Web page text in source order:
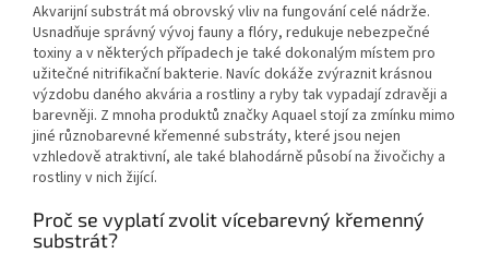
Akvarijní substrát má obrovský vliv na fungování celé nádrže.
Usnadňuje správný vývoj fauny a flóry, redukuje nebezpečné
toxiny a v některých případech je také dokonalým místem pro
užitečné nitrifikační bakterie. Navíc dokáže zvýraznit krásnou
výzdobu daného akvária a rostliny a ryby tak vypadají zdravěji a
barevněji. Z mnoha produktů značky Aquael stojí za zmínku mimo
jiné různobarevné křemenné substráty, které jsou nejen
vzhledově atraktivní, ale také blahodárně působí na živočichy a
rostliny v nich žijící.
Proč se vyplatí zvolit vícebarevný křemenný
substrát?